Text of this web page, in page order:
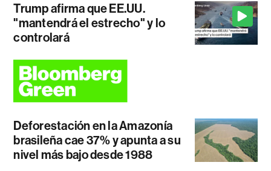
Trump afirma que EE.UU.
"mantendrá el estrecho" y lo
controlará
Deforestación en la Amazonía
brasileña cae 37% y apunta a su
nivel más bajo desde 1988